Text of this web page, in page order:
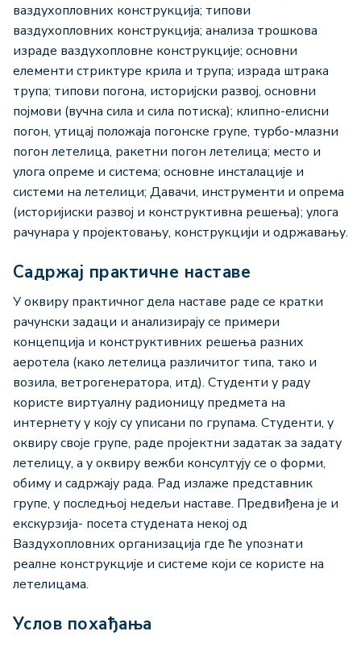
ваздухопловних конструкција; типови
ваздухопловних конструкција; анализа трошкова
израде ваздухопловне конструкције; основни
елементи стриктуре крила и трупа; израда штрака
трупа; типови погона, историјски развој, основни
појмови (вучна сила и сила потиска); клипно-елисни
погон, утицај положаја погонске групе, турбо-млазни
погон летелица, ракетни погон летелица; место и
улога опреме и система; основне инсталације и
системи на летелици; Давачи, инструменти и опрема
(историјиски развој и конструктивна решења); улога
рачунара у пројектовању, конструкцији и одржавању.
Садржај практичне наставе
У оквиру практичног дела наставе раде се кратки
рачунски задаци и анализирају се примери
концепција и конструктивних решења разних
аеротела (како летелица различитог типа, тако и
возила, ветрогенератора, итд). Студенти у раду
користе виртуалну радионицу предмета на
интернету у коју су уписани по групама. Студенти, у
оквиру своје групе, раде пројектни задатак за задату
летелицу, а у оквиру вежби консултују се о форми,
обиму и садржају рада. Рад излаже представник
групе, у последњој недељи наставе. Предвиђена је и
екскурзија- посета студената некој од
Ваздухопловних организација где ће упознати
реалне конструкције и системе који се користе на
летелицама.
Услов похађања